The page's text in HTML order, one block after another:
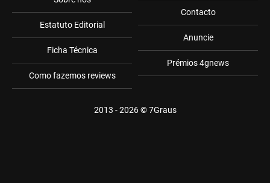
Estatuto Editorial
Ficha Técnica
Como fazemos reviews
Contacto
Anuncie
Prémios 4gnews
2013 - 2026 ©7Graus